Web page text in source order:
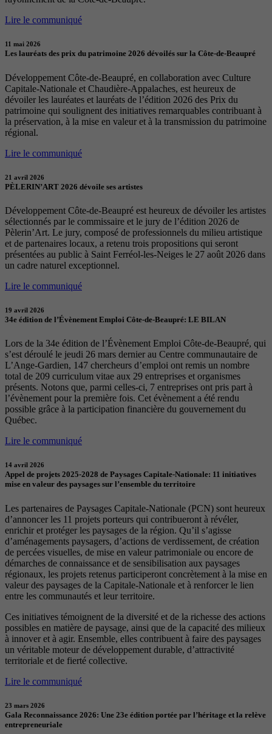
Lire le communiqué
11 mai 2026
Les lauréats des prix du patrimoine 2026 dévoilés sur la Côte-de-Beaupré
Développement Côte-de-Beaupré, en collaboration avec Culture
Capitale-Nationale et Chaudière-Appalaches, est heureux de
dévoiler les lauréates et lauréats de l’édition 2026 des Prix du
patrimoine qui soulignent des initiatives remarquables contribuant à
la préservation, à la mise en valeur et à la transmission du patrimoine
régional.
Lire le communiqué
21 avril 2026
PÈLERIN’ART 2026 dévoile ses artistes
Développement Côte-de-Beaupré est heureux de dévoiler les artistes
sélectionnés par le commissaire et le jury de l’édition 2026 de
Pèlerin’Art. Le jury, composé de professionnels du milieu artistique
et de partenaires locaux, a retenu trois propositions qui seront
présentées au public à Saint Ferréol-les-Neiges le 27 août 2026 dans
un cadre naturel exceptionnel.
Lire le communiqué
19 avril 2026
34e édition de l’Évènement Emploi Côte-de-Beaupré: LE BILAN
Lors de la 34e édition de l’Évènement Emploi Côte-de-Beaupré, qui
s’est déroulé le jeudi 26 mars dernier au Centre communautaire de
L’Ange-Gardien, 147 chercheurs d’emploi ont remis un nombre
total de 209 curriculum vitae aux 29 entreprises et organismes
présents. Notons que, parmi celles-ci, 7 entreprises ont pris part à
l’évènement pour la première fois. Cet évènement a été rendu
possible grâce à la participation financière du gouvernement du
Québec.
Lire le communiqué
14 avril 2026
Appel de projets 2025-2028 de Paysages Capitale-Nationale: 11 initiatives
mise en valeur des paysages sur l’ensemble du territoire
Les partenaires de Paysages Capitale-Nationale (PCN) sont heureux
d’annoncer les 11 projets porteurs qui contribueront à révéler,
enrichir et protéger les paysages de la région. Qu’il s’agisse
d’aménagements paysagers, d’actions de verdissement, de création
de percées visuelles, de mise en valeur patrimoniale ou encore de
démarches de connaissance et de sensibilisation aux paysages
régionaux, les projets retenus participeront concrètement à la mise en
valeur des paysages de la Capitale-Nationale et à renforcer le lien
entre les communautés et leur territoire.
Ces initiatives témoignent de la diversité et de la richesse des actions
possibles en matière de paysage, ainsi que de la capacité des milieux
à innover et à agir. Ensemble, elles contribuent à faire des paysages
un véritable moteur de développement durable, d’attractivité
territoriale et de fierté collective.
Lire le communiqué
23 mars 2026
Gala Reconnaissance 2026: Une 23e édition portée par l’héritage et la relève
entrepreneuriale